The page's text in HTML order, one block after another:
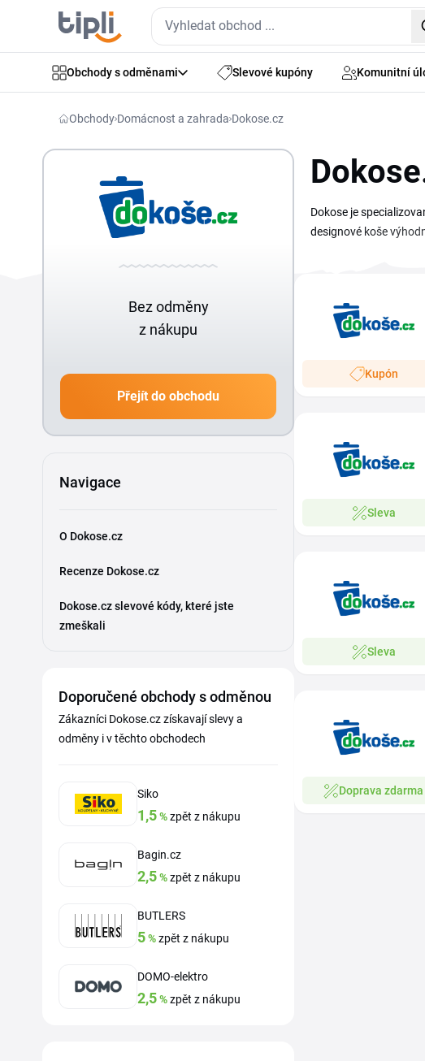
Obchody s odměnami Slevové kupóny Komunitní
Obchody Domácnost a zahrada Dokose.cz
Bez odměny
z nákupu
Přejít do obchodu
Navigace
O Dokose.cz
Recenze Dokose.cz
Dokose.cz slevové kódy, které jste
zmeškali
Doporučené obchody s odměnou
Zákazníci Dokose.cz získavají slevy a
odměny i v těchto obchodech
Siko
1,5%zpět z nákupu
Bagin.cz
2,5%zpět z nákupu
BUTLERS
5%zpět z nákupu
DOMO-elektro
2,5%zpět z nákupu
Dokose je
designové koše
do domácnosti.
Kupón
Sleva
Sleva
Doprava zdarma